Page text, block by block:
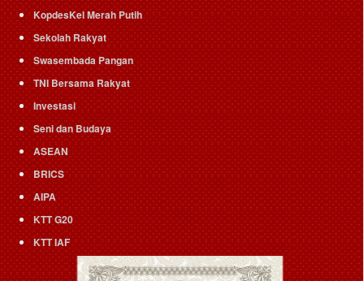
KopdesKel Merah Putih
Sekolah Rakyat
Swasembada Pangan
TNI Bersama Rakyat
Investasi
Seni dan Budaya
ASEAN
BRICS
AIPA
KTT G20
KTT IAF